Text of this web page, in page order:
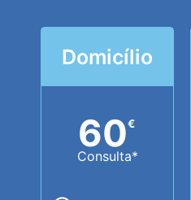
Domicílio
60€
Consulta*